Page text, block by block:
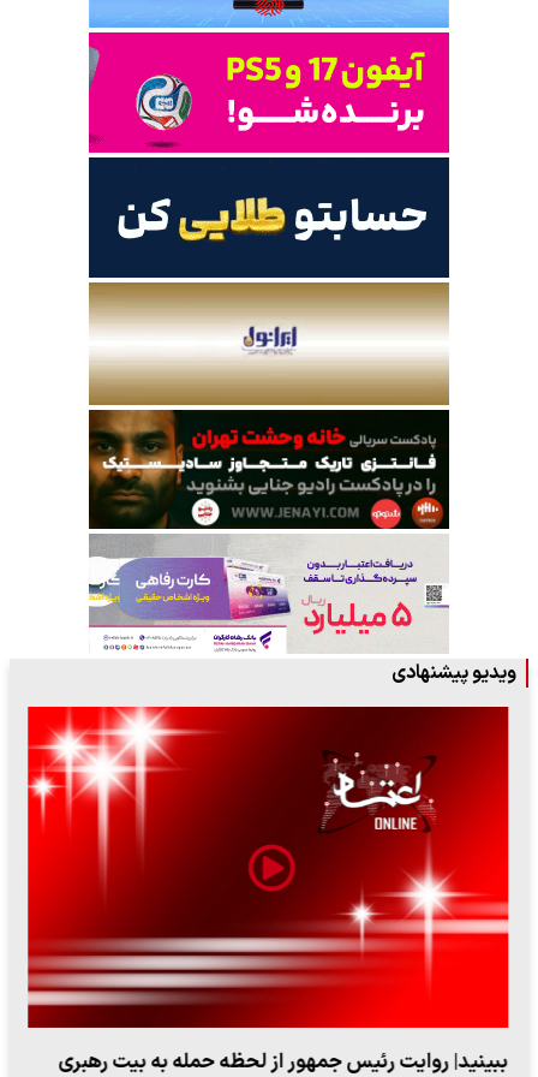
ویدیو پیشنهادی
ببینید| روایت رئیس جمهور از لحظه حمله به بیت رهبری